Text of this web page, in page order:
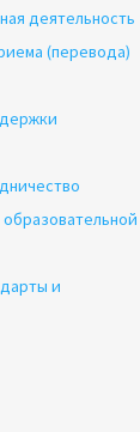
деятельность
(перевода)
и